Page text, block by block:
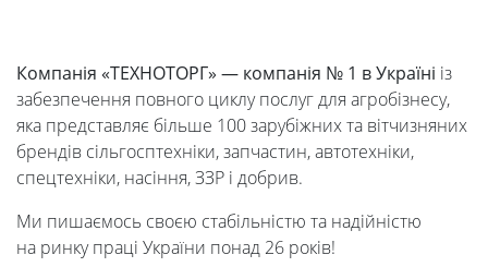
Компанія «ТЕХНОТОРГ» — компанія № 1 вУкраїні із
забезпечення повного циклу послуг для агробізнесу,
яка представляє більше 100 зарубіжних та вітчизняних
брендів сільгосптехніки, запчастин, автотехніки,
спецтехніки, насіння, ЗЗР і добрив.
Ми пишаємось своєю стабільністю та надійністю
на ринку праці України понад 26 років!